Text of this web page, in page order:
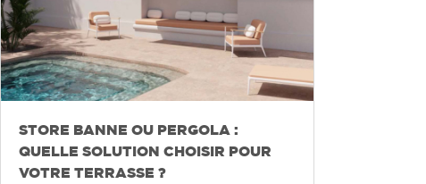
STORE BANNE OU PERGOLA :
QUELLE SOLUTION CHOISIR POUR
VOTRE TERRASSE ?